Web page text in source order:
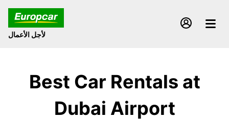
لأجل الأعمال
Best Car Rentals at
Dubai Airport